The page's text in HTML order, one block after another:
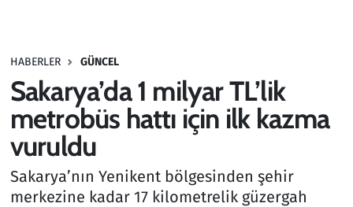
HABERLER GÜNCEL
Sakarya’da 1 milyar TL’lik
metrobüs hattı için ilk kazma
vuruldu
Sakarya’nın Yenikent bölgesinden şehir
merkezine kadar 17 kilometrelik güzergah
Haber
Kültür Sanat
Kurumsal Haberler
Lezzet Durağı